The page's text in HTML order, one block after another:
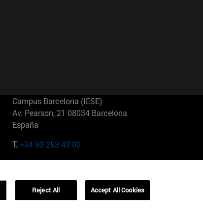
Campus Barcelona (IESE)
Av. Pearson, 21 08034 Barcelona
España
T.+34 93 253 42 00
01321001 Bela Vista Brasil
Reject All Accept All Cookies